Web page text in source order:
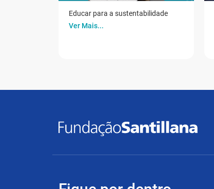
Educar para a sustentabilidade
Ver Mais...